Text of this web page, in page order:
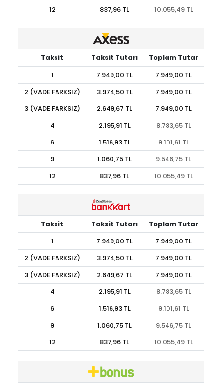
12
837,96 TL 10.055,49 TL
Taksit Taksit Tutarı
Toplam Tutar
1
7.949,00 TL
7.949,00 TL
2 (VADE FARKSIZ)
3.974,50 TL
7.949,00 TL
3 (VADE FARKSIZ)
2.649,67 TL
7.949,00 TL
4
2.195,91 TL
8.783,65 TL
6
1.516,93 TL
9.101,61 TL
9
1.060,75 TL
9.546,75 TL
12
837,96 TL 10.055,49 TL
Taksit Taksit Tutarı
Toplam Tutar
1
7.949,00 TL
7.949,00 TL
2 (VADE FARKSIZ)
3.974,50 TL
7.949,00 TL
3 (VADE FARKSIZ)
2.649,67 TL
7.949,00 TL
4
2.195,91 TL
8.783,65 TL
6
1.516,93 TL
9.101,61 TL
9
1.060,75 TL
9.546,75 TL
12
837,96 TL 10.055,49 TL